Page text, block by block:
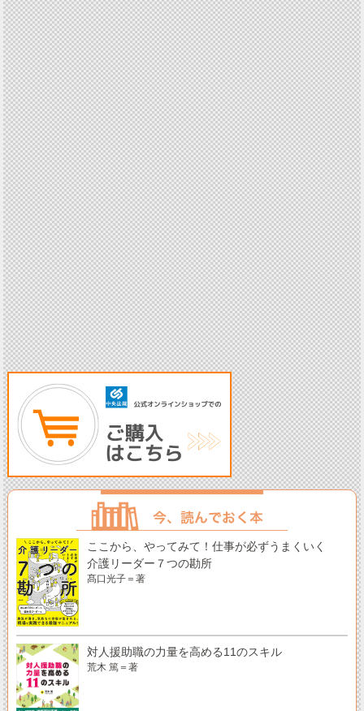
ここから、やってみて！仕事が必ずうまくいく
介護リーダー７つの勘所
髙口光子＝著
対人援助職の力量を高める11のスキル
荒木 篤＝著